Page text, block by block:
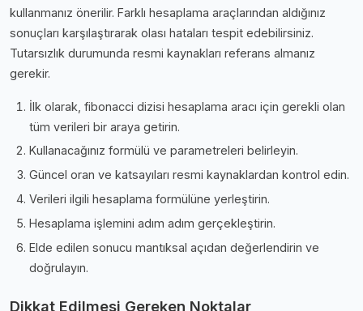
kullanmanız önerilir. Farklı hesaplama araçlarından aldığınız
sonuçları karşılaştırarak olası hataları tespit edebilirsiniz.
Tutarsızlık durumunda resmi kaynakları referans almanız
gerekir.
İlk olarak, fibonacci dizisi hesaplama aracı için gerekli olan
tüm verileri bir araya getirin.
Kullanacağınız formülü ve parametreleri belirleyin.
Güncel oran ve katsayıları resmi kaynaklardan kontrol edin.
Verileri ilgili hesaplama formülüne yerleştirin.
Hesaplama işlemini adım adım gerçekleştirin.
Elde edilen sonucu mantıksal açıdan değerlendirin ve
doğrulayın.
Dikkat Edilmesi Gereken Noktalar